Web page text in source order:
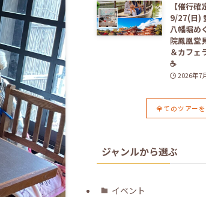
【催行確
9/27(日)
八幡堀め
院鳳凰堂
＆カフェ
☕️
2026年7
全てのツアー
ジャンルから選ぶ
イベント